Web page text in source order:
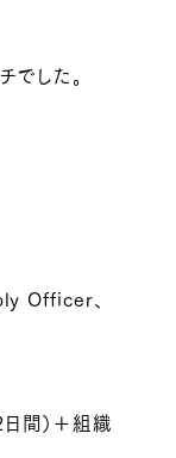
した。
Officer、
間）＋組織